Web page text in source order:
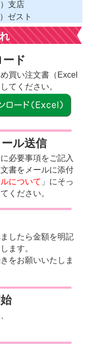
支店
ゼスト
ド
買い注文書（Excel
てください。
ル送信
必要事項をご記入
書をメールに添付
について 」にそっ
ください。
したら金額を明記
ます。
をお願いいたしま